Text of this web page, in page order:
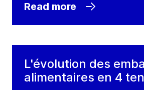
Read more
L'évolution des
alimentaires en 4